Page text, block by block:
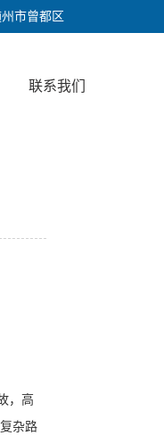
市曾都区
联系我们
，高
杂路